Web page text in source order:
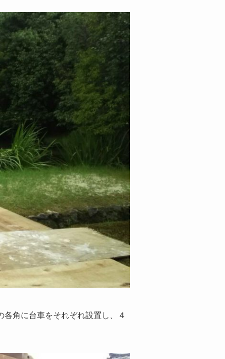
角に台車をそれぞれ設置し、４